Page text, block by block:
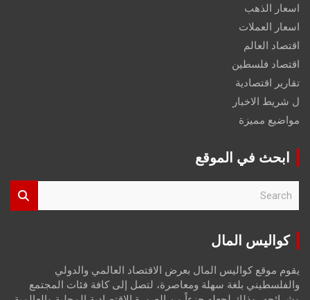
اسعار الذهب
اسعار العملات
اقتصاد العالم
اقتصاد فلسطين
تقارير اقتصادية
ل شريط الاخبار
مواضيع مميزة
ابحث في الموقع
r
كواليس المال
يقوم موقع كواليس المال بعرض الاقتصاد العالمي والدولي
والفلسطيني بلغة سهلة ومعاصرة، لتصل إلى كافة فئات المجتمع